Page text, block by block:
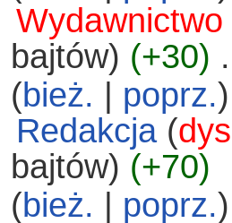
Wydawnictwo
bajtów) (+30)
(bież. poprz.)
Redakcja (
bajtów) (+70)
(bież. poprz.)